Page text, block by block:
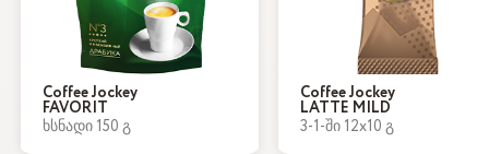
Coffee Jockey
FAVORIT
ხსნადი 150 გ
Coffee Jockey
LATTE MILD
3-1-ში 12x10 გ